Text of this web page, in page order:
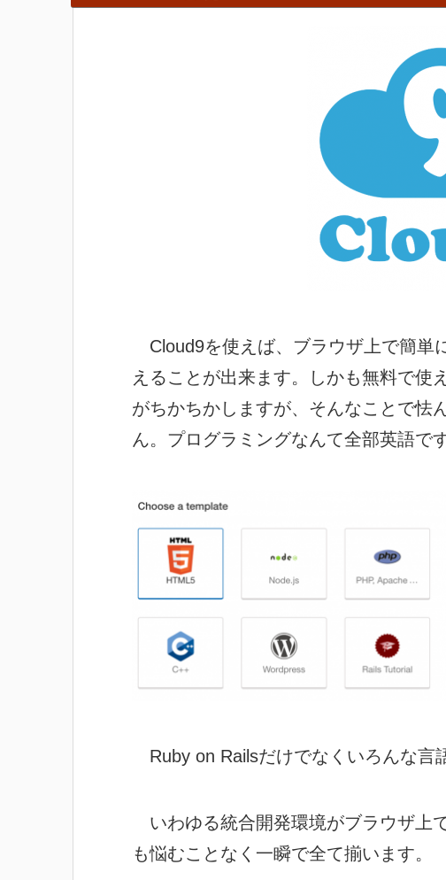
Cloud9を使えば、ブラウザ上で簡単
えることが出来ます。しかも無料で使
がちかちかしますが、そんなことで怯
ん。プログラミングなんて全部英語です
Ruby on Railsだけでなくいろんな言
いわゆる統合開発環境がブラウザ上
も悩むことなく一瞬で全て揃います。